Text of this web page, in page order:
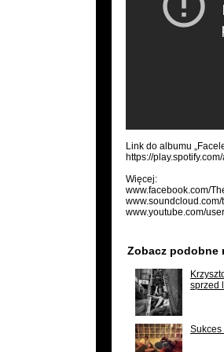
Link do albumu
https://
Więcej:
www.facebook.com/
www.soundcloud.com/
www.youtube.com/
Zobacz podobne
sprzed
Sukces